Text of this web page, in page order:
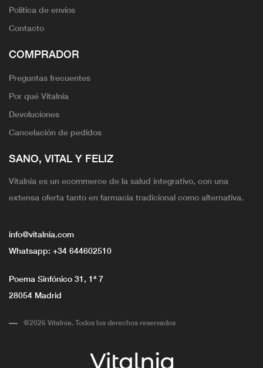
Política de envíos
Contacto
COMPRADOR
Preguntas frecuentes
Por qué Vitalnia
Devoluciones
Cancelación de pedidos
SANO, VITAL Y FELIZ
Vitalnia es un ecommerce de la salud integrativo, con una
extensa oferta tanto en farmacia tradicional como alternativa.
info@vitalnia.com
Whatsapp: +34 644602510
Poema Sinfónico 31, 1ª 7
28054 Madrid
@2026 Vitalnia. Todos los derechos reservados